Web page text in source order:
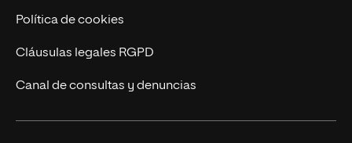
Política de cookies
Cláusulas legales RGPD
Canal de consultas y denuncias